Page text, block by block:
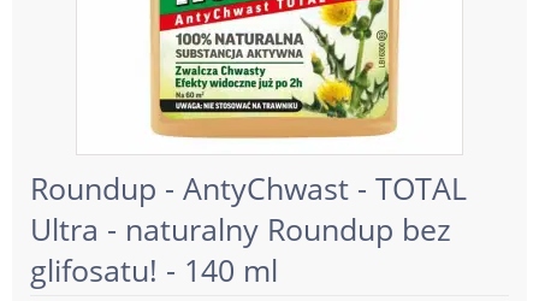
Roundup - AntyChwast - TOTAL
Ultra - naturalny Roundup bez
glifosatu! - 140 ml